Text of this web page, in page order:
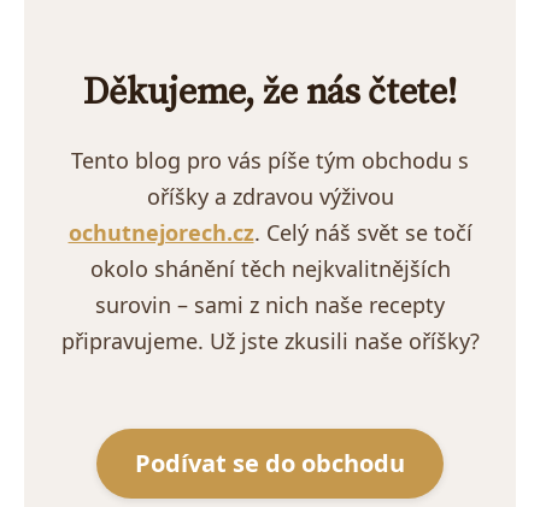
Děkujeme, že nás čtete!
Tento blog pro vás píše tým obchodu s
oříšky a zdravou výživou
ochutnejorech.cz. Celý náš svět se točí
okolo shánění těch nejkvalitnějších
surovin – sami z nich naše recepty
připravujeme. Už jste zkusili naše oříšky?
Podívat se do obchodu